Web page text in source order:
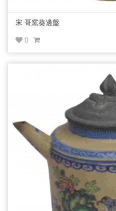
宋 哥窯葵邊盤
0